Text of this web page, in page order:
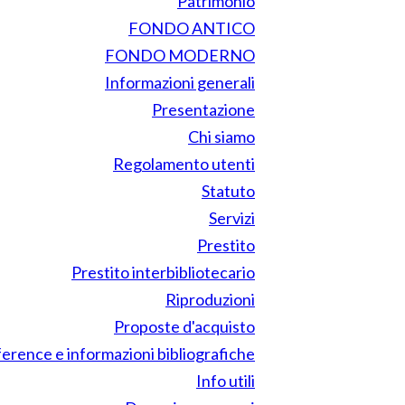
FONDO ANTICO
FONDO MODERNO
Informazioni generali
Presentazione
Chi siamo
Regolamento utenti
Statuto
Servizi
Prestito
Prestito interbibliotecario
Riproduzioni
Proposte d'acquisto
e informazioni bibliografiche
Info utili